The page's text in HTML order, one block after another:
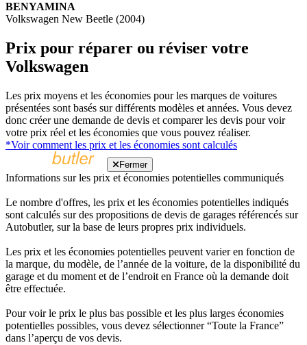
BENYAMINA
Volkswagen New Beetle (2004)
Prix pour réparer ou réviser votre
Volkswagen
Les prix moyens et les économies pour les marques de voitures
présentées sont basés sur différents modèles et années. Vous devez
donc créer une demande de devis et comparer les devis pour voir
votre prix réel et les économies que vous pouvez réaliser.
*Voir comment les prix et les économies sont calculés
Fermer
Informations sur les prix et économies potentielles communiqués
Le nombre d'offres, les prix et les économies potentielles indiqués
sont calculés sur des propositions de devis de garages référencés sur
Autobutler, sur la base de leurs propres prix individuels.
Les prix et les économies potentielles peuvent varier en fonction de
la marque, du modèle, de l’année de la voiture, de la disponibilité du
garage et du moment et de l’endroit en France où la demande doit
être effectuée.
Pour voir le prix le plus bas possible et les plus larges économies
potentielles possibles, vous devez sélectionner “Toute la France”
dans l’aperçu de vos devis.